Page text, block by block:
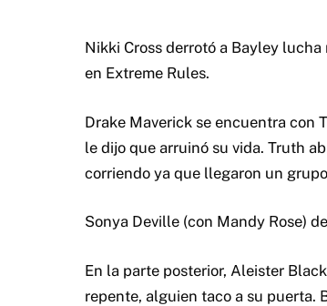
Nikki Cross derrotó a Bayley
en Extreme Rules.
Drake Maverick se encuentra con
le dijo que arruinó su vida. Truth
corriendo ya que llegaron un
Sonya Deville (con Mandy Rose)
En la parte posterior, Aleister
repente, alguien taco a su puerta.